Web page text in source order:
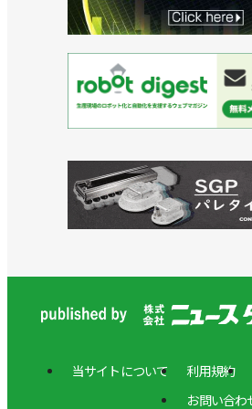
当サイトについて 利用規約
お問い合わ